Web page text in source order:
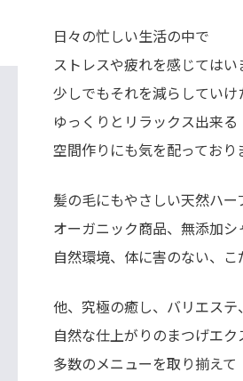
日々の忙しい生活の中で
ストレスや疲れを感じてはい
少しでもそれを減らしていけ
ゆっくりとリラックス出来る
空間作りにも気を配っており
髪の毛にもやさしい天然ハー
オーガニック商品、無添加シ
自然環境、体に害のない、こ
他、究極の癒し、バリエステ、
自然な仕上がりのまつげエク
多数のメニューを取り揃えて